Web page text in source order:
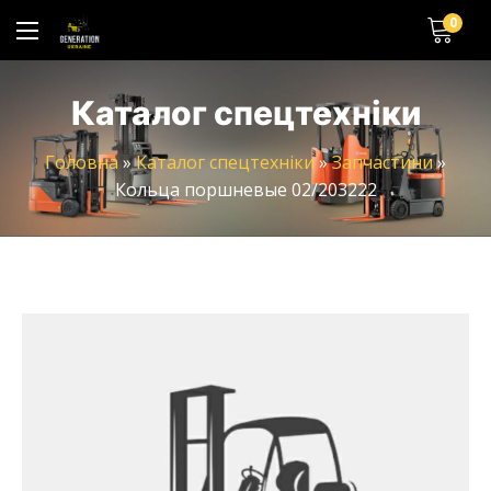
0
Каталог спецтехніки
Головна»Каталог спецтехніки»Запчастини»
Кольца поршневые 02/203222